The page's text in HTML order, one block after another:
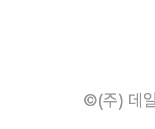
©(주) 데